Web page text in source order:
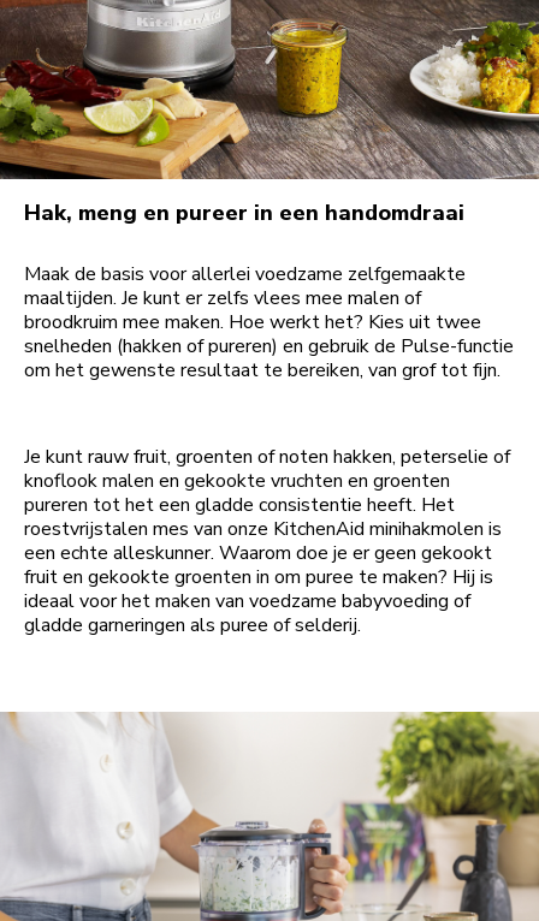
Hak, meng en pureer in een handomdraai
Maak de basis voor allerlei voedzame zelfgemaakte
maaltijden. Je kunt er zelfs vlees mee malen of
broodkruim mee maken. Hoe werkt het? Kies uit twee
snelheden (hakken of pureren) en gebruik de Pulse-functie
om het gewenste resultaat te bereiken, van grof tot fijn.
Je kunt rauw fruit, groenten of noten hakken, peterselie of
knoflook malen en gekookte vruchten en groenten
pureren tot het een gladde consistentie heeft. Het
roestvrijstalen mes van onze KitchenAid minihakmolen is
een echte alleskunner. Waarom doe je er geen gekookt
fruit en gekookte groenten in om puree te maken? Hij is
ideaal voor het maken van voedzame babyvoeding of
gladde garneringen als puree of selderij.